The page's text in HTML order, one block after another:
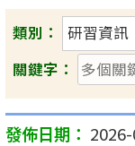
類別：
關鍵字：